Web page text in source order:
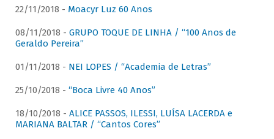
22/11/2018 - Moacyr Luz 60 Anos
08/11/2018 - GRUPO TOQUE DE LINHA / “100 Anos de
Geraldo Pereira”
01/11/2018 - NEI LOPES / “Academia de Letras”
25/10/2018 - “Boca Livre 40 Anos”
18/10/2018 - ALICE PASSOS, ILESSI, LUÍSA LACERDA e
MARIANA BALTAR / “Cantos Cores”